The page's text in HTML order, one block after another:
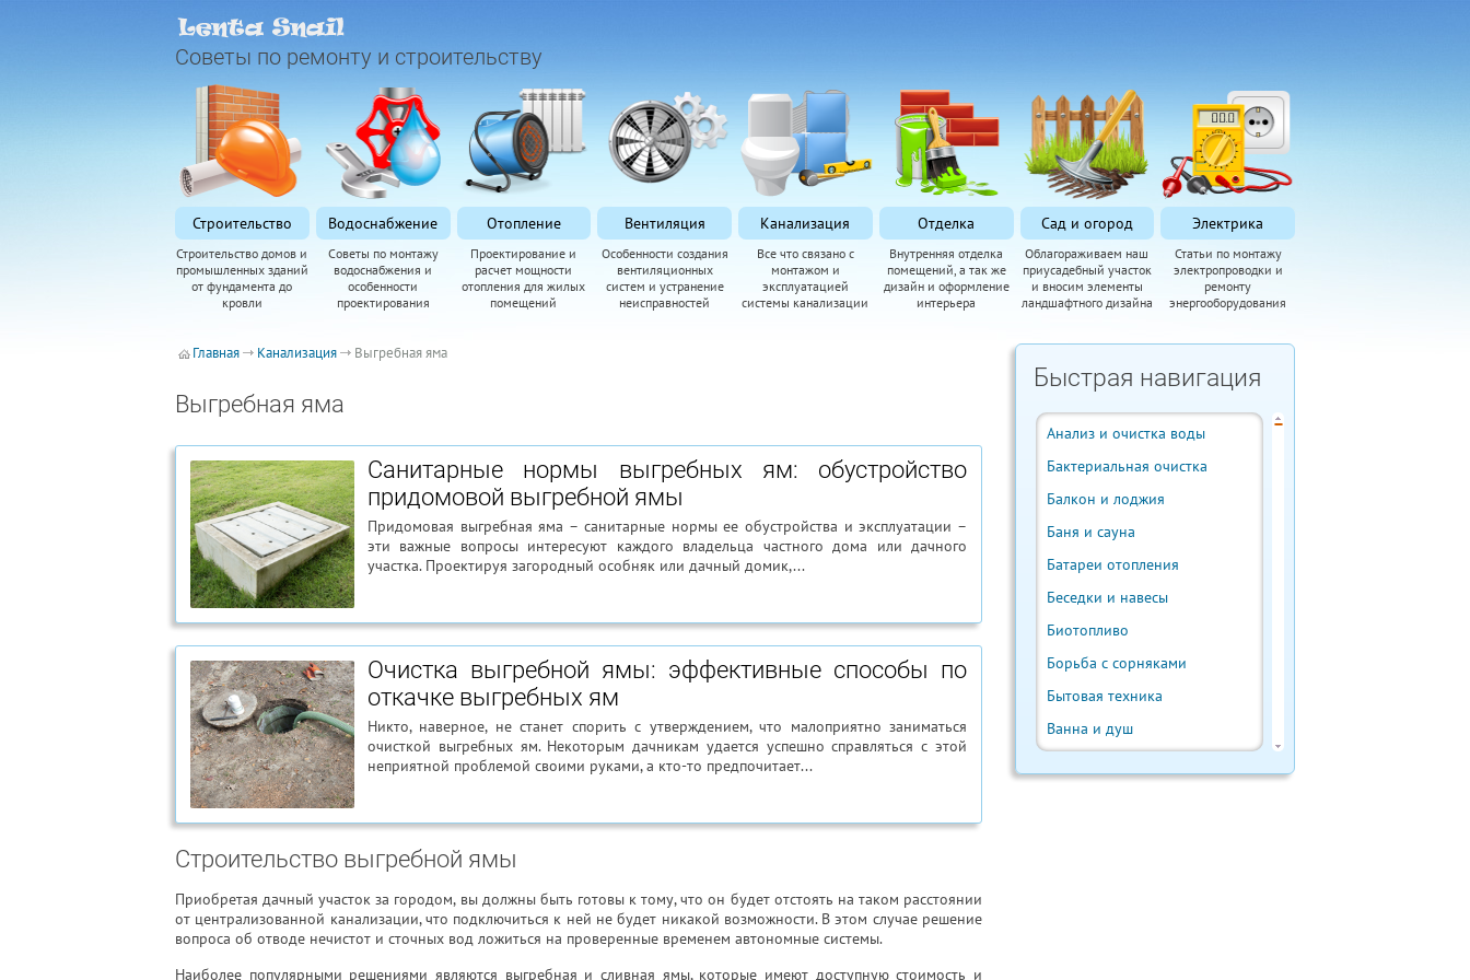
Советы по ремонту и строительству
Строительство
Строительство домов и
промышленных зданий
от фундамента до
кровли
Водоснабжение
Советы по монтажу
водоснабжения и
особенности
проектирования
Отопление
Проектирование и
расчет мощности
отопления для жилых
помещений
Вентиляция
Особенности создания
вентиляционных
систем и устранение
неисправностей
Канализация
Все что связано с
монтажом и
эксплуатацией
системы канализации
Отделка
Внутренняя отделка
помещений, а так же
дизайн и оформление
интерьера
Сад и огород
Облагораживаем наш
приусадебный участок
и вносим элементы
ландшафтного дизайна
Электрика
Статьи по монтажу
электропроводки и
ремонту
энергооборудования
Главная Канализация Выгребная яма
Выгребная яма
Санитарные нормы выгребных ям: обустройство
придомовой выгребной ямы
Придомовая выгребная яма – санитарные нормы ее обустройства и эксплуатации –
эти важные вопросы интересуют каждого владельца частного дома или дачного
участка. Проектируя загородный особняк или дачный домик,...
Очистка выгребной ямы: эффективные способы по
откачке выгребных ям
Никто, наверное, не станет спорить с утверждением, что малоприятно заниматься
очисткой выгребных ям. Некоторым дачникам удается успешно справляться с этой
неприятной проблемой своими руками, а кто-то предпочитает...
Строительство выгребной ямы
Приобретая дачный участок за городом, вы должны быть готовы к тому, что он будет отстоять на таком расстоянии
от централизованной канализации, что подключиться к ней не будет никакой возможности. В этом случае решение
вопроса об отводе нечистот и сточных вод ложиться на проверенные временем автономные системы.
Наиболее популярными решениями являются выгребная и сливная ямы, которые имеют доступную стоимость и
Быстрая навигация
Анализ и очистка воды
Бактериальная очистка
Балкон и лоджия
Баня и сауна
Батареи отопления
Беседки и навесы
Биотопливо
Борьба с сорняками
Бытовая техника
Ванна и душ